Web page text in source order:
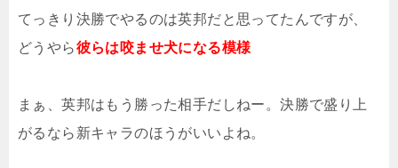
てっきり決勝でやるのは英邦だと思ってたんですが、
どうやら彼らは咬ませ犬になる模様
まぁ、英邦はもう勝った相手だしねー。決勝で盛り上
がるなら新キャラのほうがいいよね。